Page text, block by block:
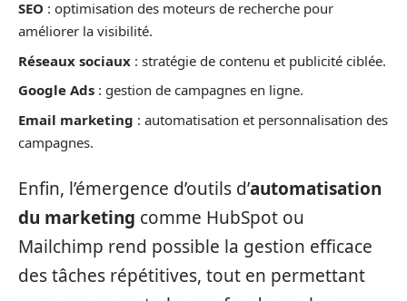
SEO : optimisation des moteurs de recherche pour
améliorer la visibilité.
Réseaux sociaux : stratégie de contenu et publicité ciblée.
Google Ads : gestion de campagnes en ligne.
Email marketing : automatisation et personnalisation des
campagnes.
Enfin, l’émergence d’outils d’automatisation
du marketing comme HubSpot ou
Mailchimp rend possible la gestion efficace
des tâches répétitives, tout en permettant